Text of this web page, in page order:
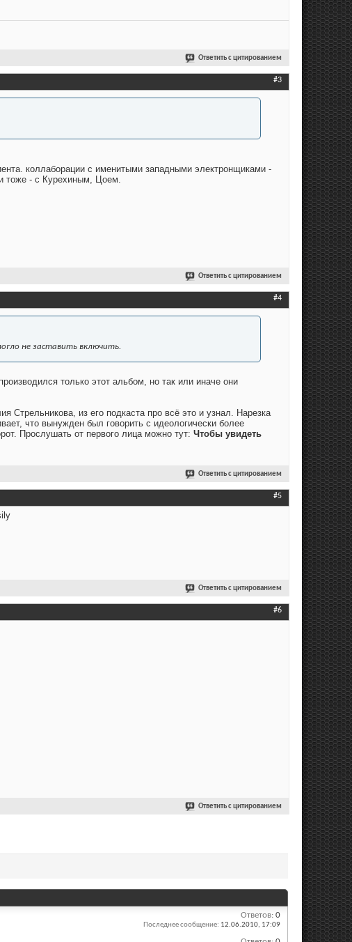
Ответить с цитированием
#3
коллаборации с именитыми западными электронщиками -
тоже - с Курехиным, Цоем.
Ответить с цитированием
#4
не заставить включить.
только этот альбом, но так или иначе они
Стрельникова, из его подкаста про всё это и узнал. Нарезка
что вынужден был говорить с идеологически более
Прослушать от первого лица можно тут: Чтобы увидеть
Ответить с цитированием
#5
Ответить с цитированием
#6
Ответить с цитированием
Ответов: 0
Последнее сообщение: 12.06.2010, 17:09